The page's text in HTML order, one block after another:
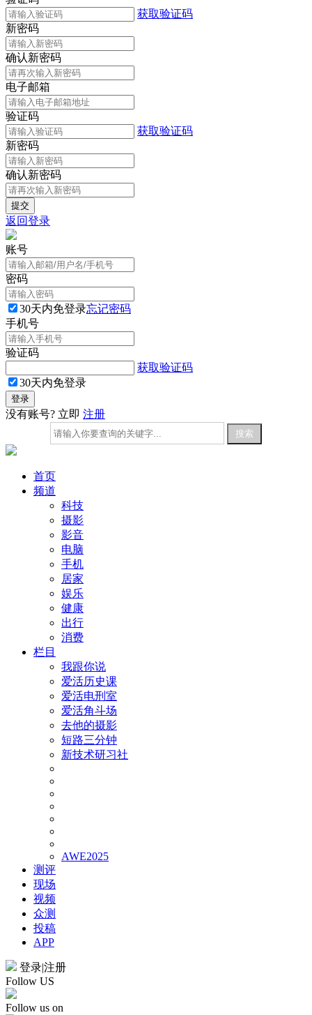
获取验证码
新密码
确认新密码
电子邮箱
验证码
获取验证码
新密码
确认新密码
返回登录
账号
密码
30天内免登录忘记密码
手机号
验证码
获取验证码
30天内免登录
没有账号? 立即 注册
首页
频道
科技
摄影
影音
电脑
手机
居家
娱乐
健康
出行
消费
栏目
我跟你说
爱活历史课
爱活电刑室
爱活角斗场
去他的摄影
短路三分钟
新技术研习社
AWE2025
测评
现场
视频
众测
投稿
APP
登录|注册
Follow US
Follow us on